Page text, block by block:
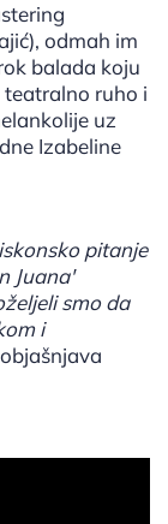
odmah im
balada koju
teatralno ruho i
uz
Izabeline
pitanje
Juana'
smo da
i
objašnjava